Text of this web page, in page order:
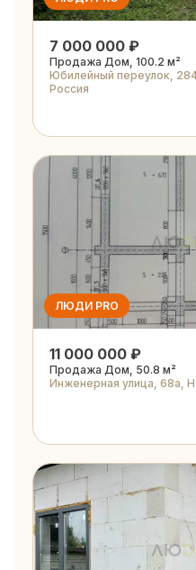
7 000 000 ₽
Продажа Дом, 100.2 м²
Юбилейный переулок,
Россия
ЛЮДИ PRO
11 000 000 ₽
Продажа Дом, 50.8 м²
Инженерная улица, 68а,